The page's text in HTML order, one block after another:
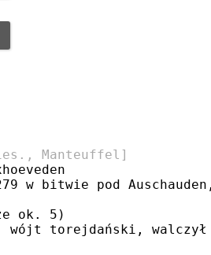
Manteuffel]
w bitwie pod
ok. 5)
wójt torejdański,